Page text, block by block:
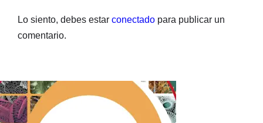
Lo siento, debes estar conectado para publicar un
comentario.